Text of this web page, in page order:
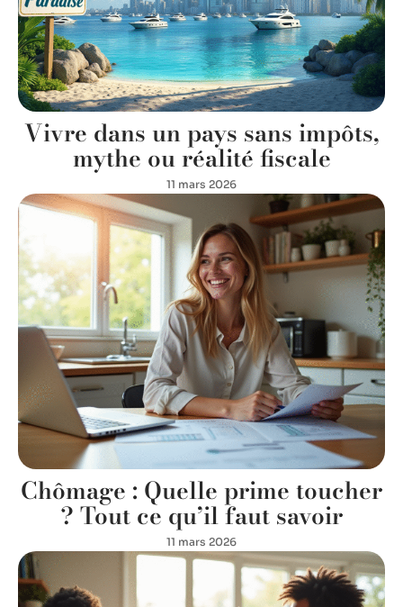
Vivre dans un pays sans impôts,
mythe ou réalité fiscale
11 mars 2026
Chômage : Quelle prime toucher
? Tout ce qu’il faut savoir
11 mars 2026